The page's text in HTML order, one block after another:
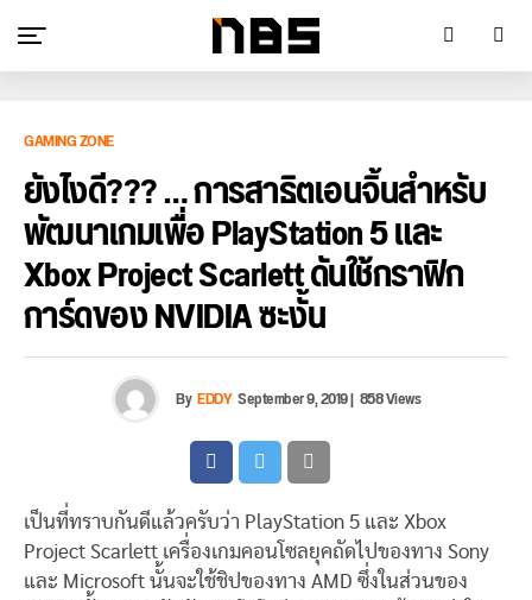
GAMING ZONE
ยังไงดี??? … การสาธิตเอนจิ้นสำหรับ
พัฒนาเกมเพื่อ PlayStation 5 และ
Xbox Project Scarlett ดันใช้กราฟิก
การ์ดของ NVIDIA ซะงั้น
ByEDDYSeptember 9, 2019| 858 Views
เป็นที่ทราบกันดีแล้วครับว่า PlayStation 5 และ Xbox
Project Scarlett เครื่องเกมคอนโซลยุคถัดไปของทาง Sony
และ Microsoft นั้นจะใช้ชิปของทาง AMD ซึ่งในส่วนของ